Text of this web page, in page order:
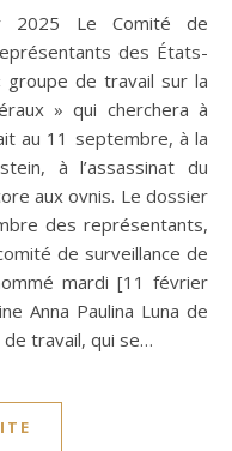
des États-
groupe de travail sur la
» qui cherchera à
au 11 septembre, à la
à l’assassinat du
aux ovnis. Le dossier
des représentants,
de surveillance de
mardi [11 février
Anna Paulina Luna de
travail, qui se…